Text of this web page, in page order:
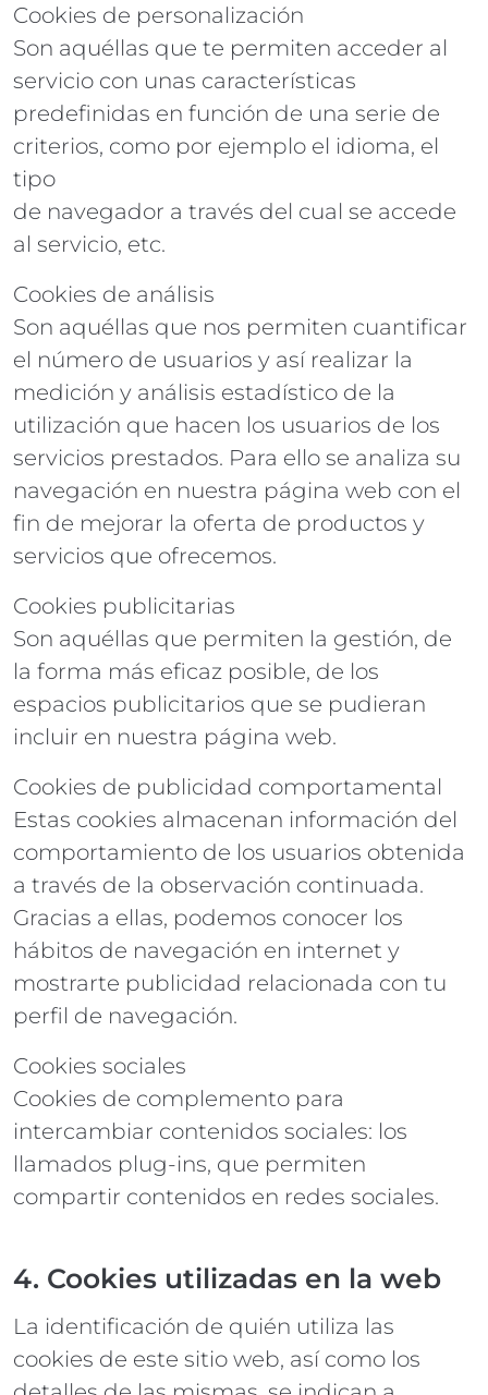
Cookies de personalización
Son aquéllas que te permiten acceder al
servicio con unas características
predefinidas en función de una serie de
criterios, como por ejemplo el idioma, el
tipo
de navegador a través del cual se accede
al servicio, etc.
Cookies de análisis
Son aquéllas que nos permiten cuantificar
el número de usuarios y así realizar la
medición y análisis estadístico de la
utilización que hacen los usuarios de los
servicios prestados. Para ello se analiza su
navegación en nuestra página web con el
fin de mejorar la oferta de productos y
servicios que ofrecemos.
Cookies publicitarias
Son aquéllas que permiten la gestión, de
la forma más eficaz posible, de los
espacios publicitarios que se pudieran
incluir en nuestra página web.
Cookies de publicidad comportamental
Estas cookies almacenan información del
comportamiento de los usuarios obtenida
a través de la observación continuada.
Gracias a ellas, podemos conocer los
hábitos de navegación en internet y
mostrarte publicidad relacionada con tu
perfil de navegación.
Cookies sociales
Cookies de complemento para
intercambiar contenidos sociales: los
llamados plug-ins, que permiten
compartir contenidos en redes sociales.
4. Cookies utilizadas en la web
La identificación de quién utiliza las
cookies de este sitio web, así como los